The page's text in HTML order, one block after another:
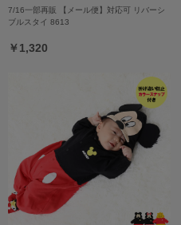
7/16一部再販 【メール便】対応可 リバーシ
ブルスタイ 8613
￥1,320